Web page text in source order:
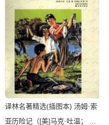
译林名著精选(插图本) 汤姆·索
亚历险记（[美]马克·吐温； 朱